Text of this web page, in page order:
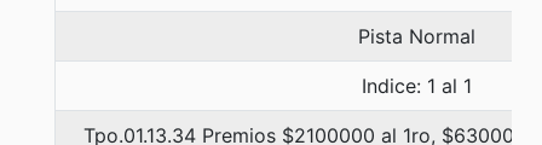
Pista Normal
Indice: 1 al 1
Tpo.01.13.34 Premios $2100000 al 1ro, $630000